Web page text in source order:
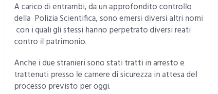
A carico di entrambi, da un approfondito controllo
della Polizia Scientifica, sono emersi diversi altri nomi
con i quali gli stessi hanno perpetrato diversi reati
contro il patrimonio.
Anche i due stranieri sono stati tratti in arresto e
trattenuti presso le camere di sicurezza in attesa del
processo previsto per oggi.